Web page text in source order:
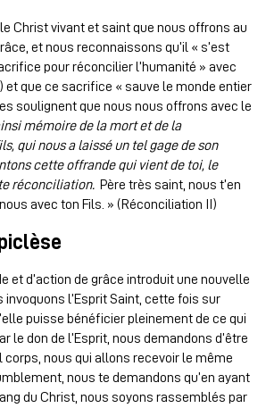
Christ vivant et saint que nous offrons au
et nous reconnaissons qu’il « s’est
pour réconcilier l’humanité » avec
et que ce sacrifice « sauve le monde entier
soulignent que nous nous offrons avec le
mémoire de la mort et de la
qui nous a laissé un tel gage de son
cette offrande qui vient de toi, le
réconciliation. Père très saint, nous t’en
avec ton Fils. » (Réconciliation II)
et d’action de grâce introduit une nouvelle
invoquons l’Esprit Saint, cette fois sur
puisse bénéficier pleinement de ce qui
le don de l’Esprit, nous demandons d’être
nous qui allons recevoir le même
nous te demandons qu’en ayant
du Christ, nous soyons rassemblés par